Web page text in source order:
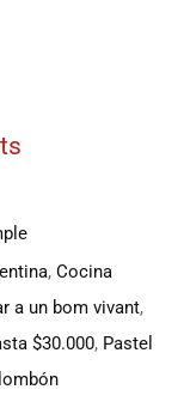
, Cocina
a un bom vivant,
$30.000, Pastel